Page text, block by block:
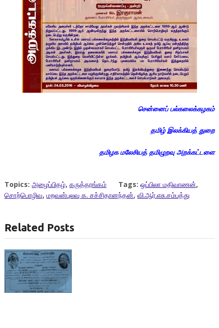
சென்னைப் பல்கலைக்கழகம்
தமிழ் இலக்கியத் துறை
தமிழக மலேசியத் தமிழுறவு அறக்கட்டளை
Topics: அழைப்பிதழ், கருத்தரங்கம் Tags: ஒப்பிலா மதிவாணன்,
சொற்பொழிவு, மறவன்புலவு க. சச்சிதானந்தன், வி.ஆர்.எசு.சம்பத்து
Related Posts